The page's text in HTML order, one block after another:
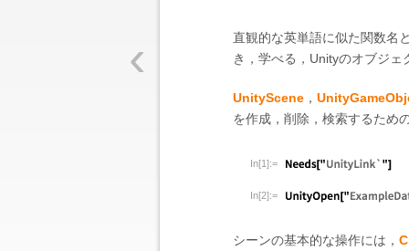
‹
直観的な英単語に似た関数名
き，学べる，Unityのオブジ
UnityScene ，
を作成，削除，検索するため
In[1]:=
In[2]:=
シーンの基本的な操作には，